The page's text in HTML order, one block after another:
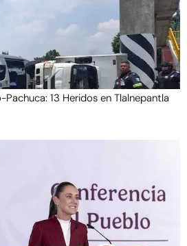
13 Heridos en Tlalnepantla